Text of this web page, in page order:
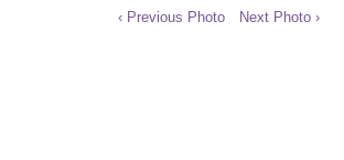
‹ Previous Photo Next Photo ›